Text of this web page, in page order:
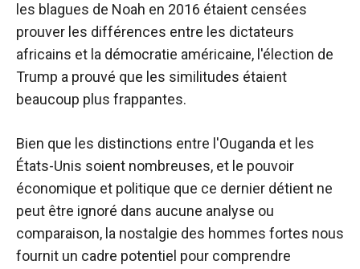
les blagues de Noah en 2016 étaient censées
prouver les différences entre les dictateurs
africains et la démocratie américaine, l'élection de
Trump a prouvé que les similitudes étaient
beaucoup plus frappantes.
Bien que les distinctions entre l'Ouganda et les
États-Unis soient nombreuses, et le pouvoir
économique et politique que ce dernier détient ne
peut être ignoré dans aucune analyse ou
comparaison, la nostalgie des hommes fortes nous
fournit un cadre potentiel pour comprendre